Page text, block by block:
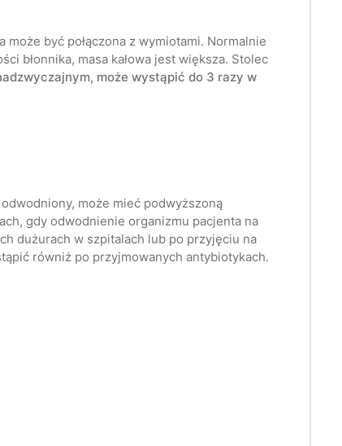
być połączona z wymiotami. Normalnie
błonnika, masa kałowa jest większa. Stolec
może wystąpić do 3 razy w
może mieć podwyższoną
gdy odwodnienie organizmu pacjenta na
dużurach w szpitalach lub po przyjęciu na
równiż po przyjmowanych antybiotykach.